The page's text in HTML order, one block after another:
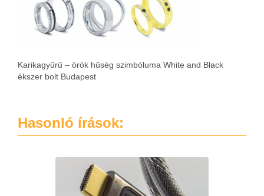
Karikagyűrű – örök hűség szimbóluma White and Black
ékszer bolt Budapest
Hasonló írások: